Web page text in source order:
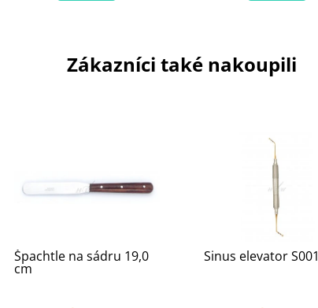
Zákazníci také nakoupili
Špachtle na sádru 19,0
cm
Sinus elevator S001